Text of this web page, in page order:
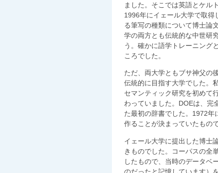
ました。そこでは英語とケル
1996年にイェール大学で取得
る筆写の種類について博士論
学の両方とも伝統的な中世研
う。確かに語学トレーニング
ころでした。
ただ、両大学ともブサ神父の
伝統的に目指す大学でした。
セマンティック研究を初めて
わっていました。DOEは、完
た最初の辞書でした。1972年
作ることが決まっていたもの
イェール大学に提出した博士
きものでした。コーパスの全
したもので、当時のデータベ
のだったと記憶しています）